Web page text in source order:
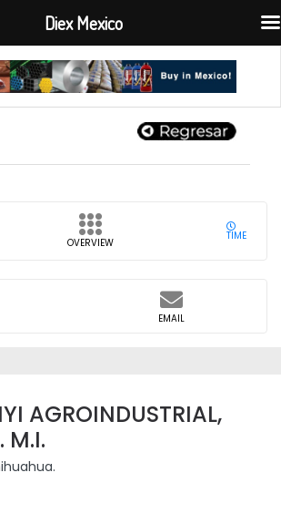
OVERVIEW
TIME
EMAIL
AGROINDUSTRIAL,
M.I.
Diex Mexico